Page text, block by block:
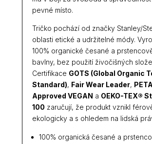
pevné místo.
Tričko pochází od značky Stanley/
oblasti etické a udržitelné módy.
100% organické česané a
bavlny, bez použití živočišných
Certifikace GOTS (Global Organic
Standard), Fair Wear Leader,
Approved VEGAN a OEKO-TEX®
100 zaručují, že produkt vznikl
ekologicky a s ohledem na lidská
100% organická česané a